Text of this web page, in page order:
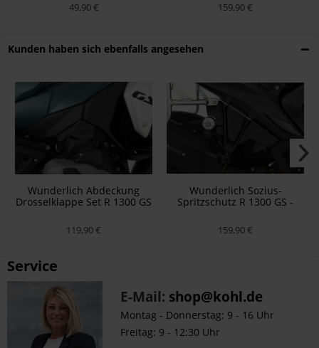
49,90 € 159,90 €
Kunden haben sich ebenfalls angesehen
Wunderlich Abdeckung
Drosselklappe Set R 1300 GS
119,90 €
Wunderlich Sozius-
Spritzschutz R 1300 GS -
159,90 €
Service
E-Mail: shop@kohl.de
Montag - Donnerstag: 9 - 16 Uhr
Freitag: 9 - 12:30 Uhr